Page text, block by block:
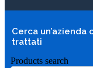
Cerca
trattati
Products search